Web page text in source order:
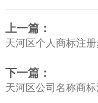
上一篇：
天河区个人商标注
下一篇：
天河区公司名称商